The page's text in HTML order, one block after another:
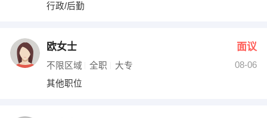
行政/后勤
欧女士 面议
不限区域 全职 大专
08-06
其他职位